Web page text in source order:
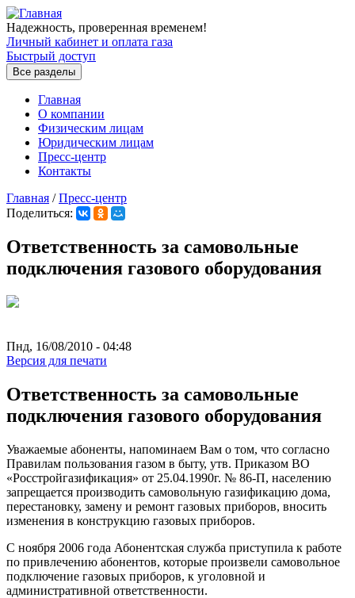
Перейти к основному содержанию
Надежность, проверенная временем!
Личный кабинет и оплата газа
Быстрый доступ
Все разделы
Главная
О компании
Физическим лицам
Юридическим лицам
Пресс-центр
Контакты
Вы здесь
Главная / Пресс-центр
Поделиться:
Ответственность за самовольные
подключения газового оборудования
Пнд, 16/08/2010 - 04:48
Версия для печати
Ответственность за самовольные
подключения газового оборудования
Уважаемые абоненты, напоминаем Вам о том, что согласно
Правилам пользования газом в быту, утв. Приказом ВО
«Росстройгазификация» от 25.04.1990г. № 86-П, населению
запрещается производить самовольную газификацию дома,
перестановку, замену и ремонт газовых приборов, вносить
изменения в конструкцию газовых приборов.
С ноября 2006 года Абонентская служба приступила к работе
по привлечению абонентов, которые произвели самовольное
подключение газовых приборов, к уголовной и
административной ответственности.